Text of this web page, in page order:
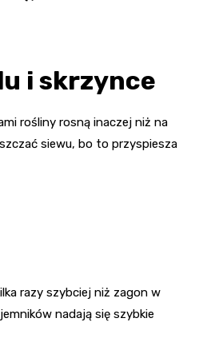
i skrzynce
rośliny rosną inaczej niż na
siewu, bo to przyspiesza
razy szybciej niż zagon w
nadają się szybkie